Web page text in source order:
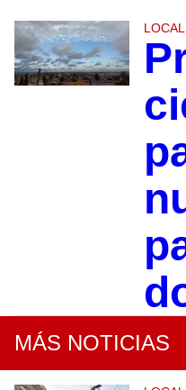
LOCAL
MÁS NOTICIAS